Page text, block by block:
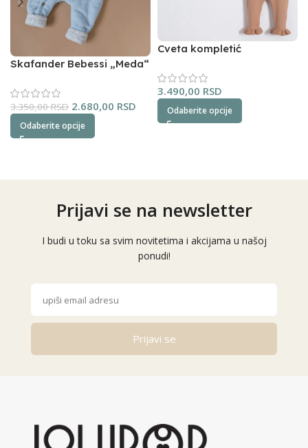
Skafander Bebessi „Meda“
3.350,00RSD 2.680,00 RSD
Odaberite opcije
Cveta kompletić
3.490,00 RSD
Odaberite opcije
Prijavi se na newsletter
I budi u toku sa svim novitetima i akcijama u našoj
ponudi!
Prijavi se